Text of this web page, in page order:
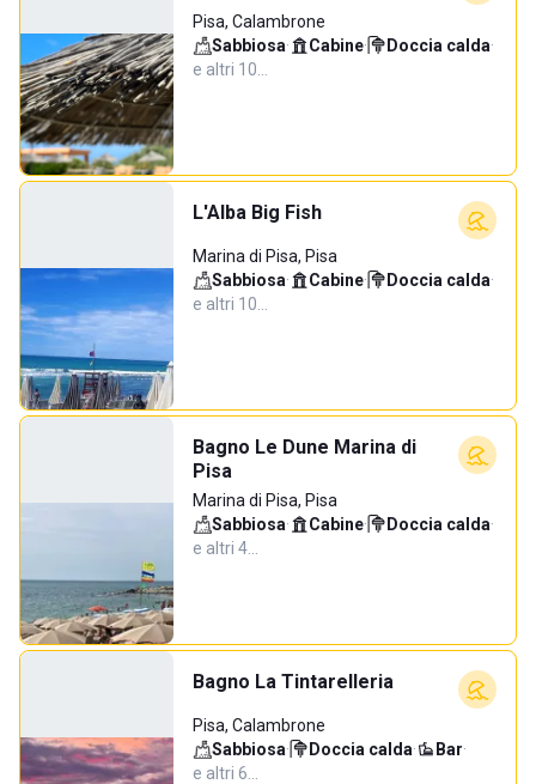
Pisa, Calambrone
Sabbiosa· Cabine· Doccia calda·
e altri 10…
L'Alba Big Fish
Marina di Pisa, Pisa
Sabbiosa· Cabine· Doccia calda·
e altri 10…
Bagno Le Dune Marina di
Pisa
Marina di Pisa, Pisa
Sabbiosa· Cabine· Doccia calda·
e altri 4…
Bagno La Tintarelleria
Pisa, Calambrone
Sabbiosa· Doccia calda· Bar·
e altri 6…